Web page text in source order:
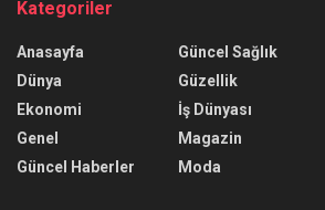
Kategoriler
Anasayfa
Dünya
Ekonomi
Genel
Güncel Haberler
Güncel Sağlık
Güzellik
İş Dünyası
Magazin
Moda